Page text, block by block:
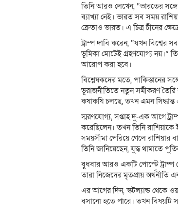
তিনি আরও লেখেন, “ভারতের
ব্যাখ্যা নেই। ভারত সব সময়
ক্রেতাও ভারত। এ চিত্র চীনের
ট্রাম্প দাবি করেন, “যখন
ভূমিকা মোটেই গ্রহণযোগ্য নয়।”
আরোপ করা হবে।
বিশ্লেষকদের মতে, পাকিস্তানের
ভূরাজনীতিতে নতুন সমীকরণ তৈরি
কষাকষি চলছে, তখন এমন
স্মরণযোগ্য, সপ্তাহ দু-এক আগে
করেছিলেন। তখন তিনি
সময়সীমা পেরিয়ে গেলে
তিনি জানিয়েছেন, যুদ্ধ থামাতে
বুধবার আরও একটি পোস্টে ট্রাম্প
তারা নিজেদের মৃতপ্রায়
এর আগের দিন, স্কটল্যান্ড থেকে
বসানো হতে পারে। তখন বিষয়টি